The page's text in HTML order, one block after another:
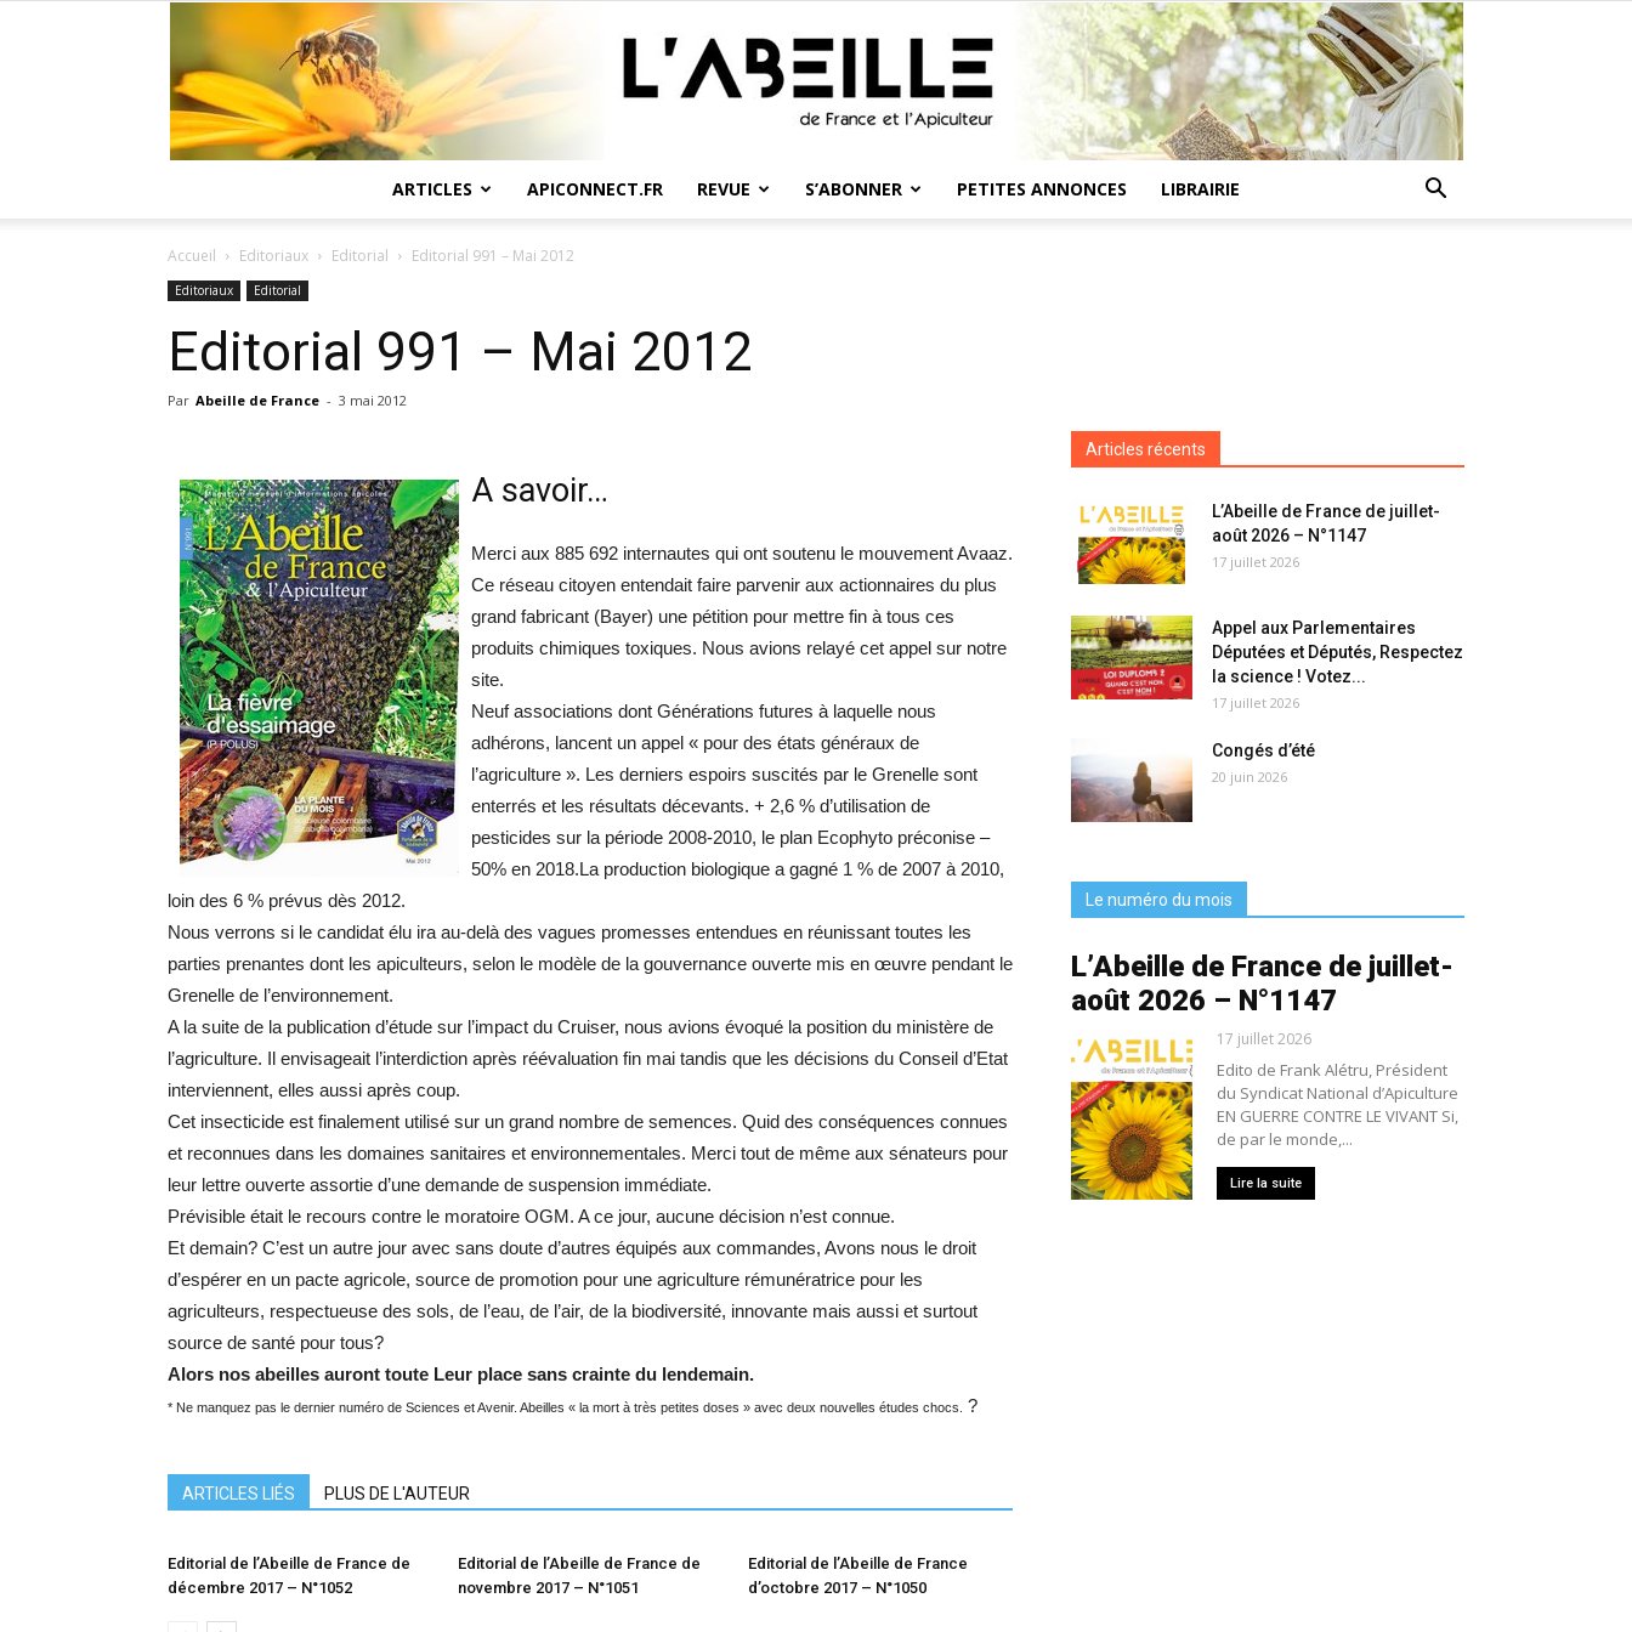
France
ARTICLES APICONNECT.FR REVUE S’ABONNER PETITES ANNONCES LIBRAIRIE
Accueil Editoriaux Editorial Editorial 991 – Mai 2012
Editoriaux Editorial
Editorial 991 – Mai 2012
Par Abeille de France - 3 mai 2012
A savoir…
Merci aux 885 692 internautes qui ont soutenu le mouvement Avaaz.
Ce réseau citoyen entendait faire parvenir aux actionnaires du plus
grand fabricant (Bayer) une pétition pour mettre fin à tous ces
produits chimiques toxiques. Nous avions relayé cet appel sur notre
site.
Neuf associations dont Générations futures à laquelle nous
adhérons, lancent un appel « pour des états généraux de
l’agriculture ». Les derniers espoirs suscités par le Grenelle sont
enterrés et les résultats décevants. + 2,6 % d’utilisation de
pesticides sur la période 2008-2010, le plan Ecophyto préconise –
50% en 2018.La production biologique a gagné 1 % de 2007 à 2010,
loin des 6 % prévus dès 2012.
Nous verrons si le candidat élu ira au-delà des vagues promesses entendues en réunissant toutes les
parties prenantes dont les apiculteurs, selon le modèle de la gouvernance ouverte mis en œuvre pendant le
Grenelle de l’environnement.
A la suite de la publication d’étude sur l’impact du Cruiser, nous avions évoqué la position du ministère de
l’agriculture. Il envisageait l’interdiction après réévaluation fin mai tandis que les décisions du Conseil d’Etat
interviennent, elles aussi après coup.
Cet insecticide est finalement utilisé sur un grand nombre de semences. Quid des conséquences connues
et reconnues dans les domaines sanitaires et environnementales. Merci tout de même aux sénateurs pour
leur lettre ouverte assortie d’une demande de suspension immédiate.
Prévisible était le recours contre le moratoire OGM. A ce jour, aucune décision n’est connue.
Et demain? C’est un autre jour avec sans doute d’autres équipés aux commandes, Avons nous le droit
d’espérer en un pacte agricole, source de promotion pour une agriculture rémunératrice pour les
agriculteurs, respectueuse des sols, de l’eau, de l’air, de la biodiversité, innovante mais aussi et surtout
source de santé pour tous?
Alors nos abeilles auront toute Leur place sans crainte du lendemain.
* Ne manquez pas le dernier numéro de Sciences et Avenir. Abeilles « la mort à très petites doses » avec deux nouvelles études chocs. ?
ARTICLES LIÉS PLUS DE L'AUTEUR
Editorial de l’Abeille de France de
décembre 2017 – N°1052
Editorial de l’Abeille de France de
novembre 2017 – N°1051
Editorial de l’Abeille de France
d’octobre 2017 – N°1050
Articles récents
L’Abeille de France de juillet-
août 2026 – N°1147
17 juillet 2026
Appel aux Parlementaires
Députées et Députés, Respectez
la science ! Votez...
17 juillet 2026
Congés d’été
20 juin 2026
Le numéro du mois
L’Abeille de France de juillet-
août 2026 – N°1147
17 juillet 2026
Edito de Frank Alétru, Président
du Syndicat National d’Apiculture
EN GUERRE CONTRE LE VIVANT Si,
de par le monde,...
Lire la suite